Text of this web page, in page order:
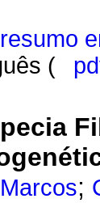
resumo
(
;